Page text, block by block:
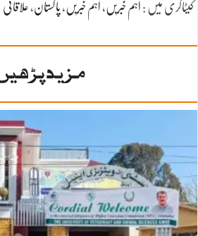
کیٹاگری میں : اہم خبریں ، اہم خبریں ، پاکستان، علاقائی
مزید